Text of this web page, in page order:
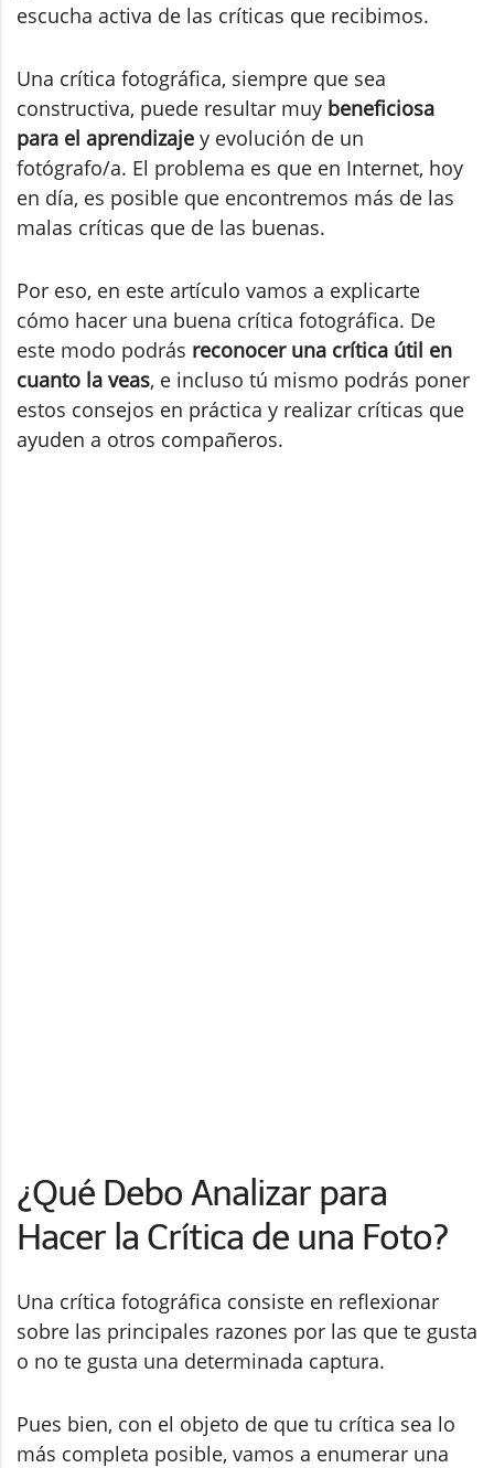
escucha activa de las críticas que recibimos.
Una crítica fotográfica, siempre que sea
constructiva, puede resultar muy beneficiosa
para el aprendizaje y evolución de un
fotógrafo/a. El problema es que en Internet, hoy
en día, es posible que encontremos más de las
malas críticas que de las buenas.
Por eso, en este artículo vamos a explicarte
cómo hacer una buena crítica fotográfica. De
este modo podrás reconocer una crítica útil en
cuanto la veas, e incluso tú mismo podrás poner
estos consejos en práctica y realizar críticas que
ayuden a otros compañeros.
¿Qué Debo Analizar para
Hacer la Crítica de una Foto?
Una crítica fotográfica consiste en reflexionar
sobre las principales razones por las que te gusta
o no te gusta una determinada captura.
Pues bien, con el objeto de que tu crítica sea lo
más completa posible, vamos a enumerar una